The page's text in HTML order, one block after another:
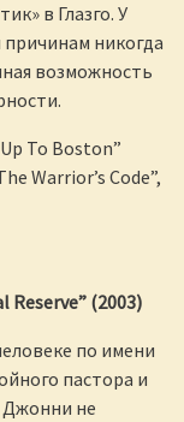
в Глазго. У
никогда
возможность
To Boston”
Warrior’s Code”,
Reserve” (2003)
по имени
пастора и
Джонни не